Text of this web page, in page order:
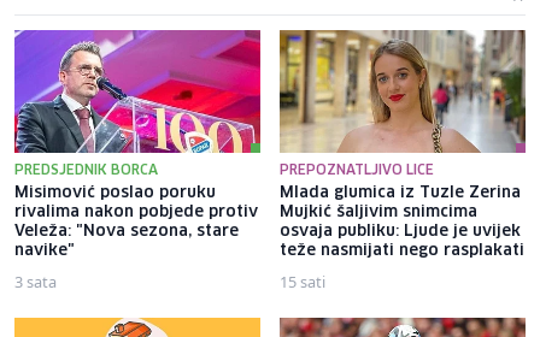
PREDSJEDNIK BORCA
Misimović poslao poruku
rivalima nakon pobjede protiv
Veleža: "Nova sezona, stare
navike"
3 sata
PREPOZNATLJIVO LICE
Mlada glumica iz Tuzle Zerina
Mujkić šaljivim snimcima
osvaja publiku: Ljude je uvijek
teže nasmijati nego rasplakati
15 sati